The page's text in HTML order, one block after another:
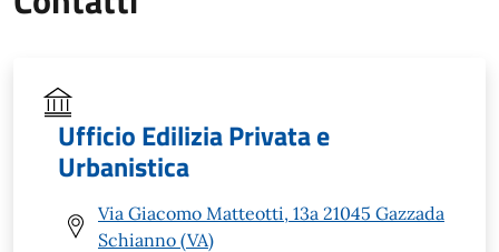
Ufficio Edilizia Privata e
Urbanistica
Via Giacomo Matteotti, 13a 21045 Gazzada
Schianno (VA)